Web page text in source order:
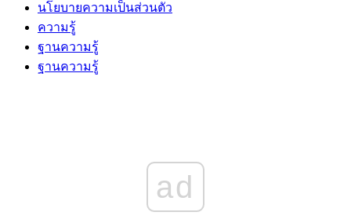
นโยบายความเป็นส่วนตัว
ความรู้
ฐานความรู้
ฐานความรู้
ad